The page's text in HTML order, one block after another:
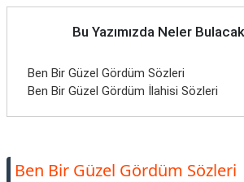
Bu Yazımızda Neler
Ben Bir Güzel Gördüm Sözleri
Ben Bir Güzel Gördüm İlahisi Sözleri
Ben Bir Güzel Gördüm Sözleri